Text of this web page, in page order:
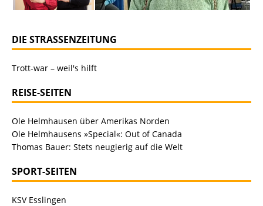
DIE STRASSENZEITUNG
Trott-war – weil's hilft
REISE-SEITEN
Ole Helmhausen über Amerikas Norden
Ole Helmhausens »Special«: Out of Canada
Thomas Bauer: Stets neugierig auf die Welt
SPORT-SEITEN
KSV Esslingen